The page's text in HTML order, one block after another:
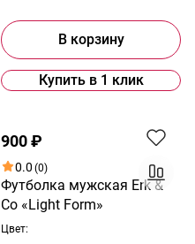
В корзину
Купить в 1 клик
900 ₽
0.0 (0)
Футболка мужская Erk &
Co «Light Form»
Цвет: